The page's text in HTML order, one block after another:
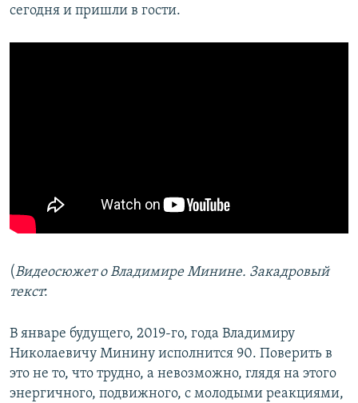
сегодня и пришли в гости.
(Видеосюжет о Владимире Минине. Закадровый
текст:
В январе будущего, 2019-го, года Владимиру
Николаевичу Минину исполнится 90. Поверить в
это не то, что трудно, а невозможно, глядя на этого
энергичного, подвижного, с молодыми реакциями,